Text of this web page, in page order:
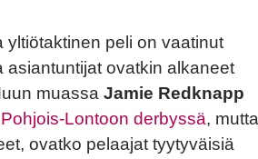
peli on vaatinut
ovatkin alkaneet
muassa Jamie Redknapp
Lontoon derbyssä, mutta
ovatko pelaajat tyytyväisiä